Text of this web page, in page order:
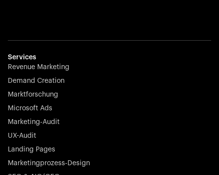
Weglot überwindet Sprachbarrieren, indem es jede
nahtlos, skalierbar und mühelos.
Börsennotierter Champion
Nayax treibt die Zukunft des Handels mit All-in-One-
Lösungen für Zahlungen, Management und
Services
Revenue Marketing
Demand Creation
Marktforschung
Microsoft Ads
Marketing-Audit
UX-Audit
Landing Pages
Marketingprozess-Design